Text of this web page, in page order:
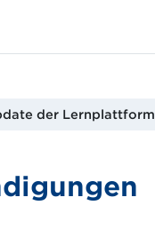
der Lernplattform